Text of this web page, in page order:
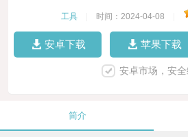
工具 时间：2024-04-08
安卓下载 苹果下载
安卓市场，安
简介